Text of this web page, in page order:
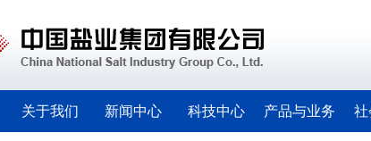
关于我们 新闻中心 科技中心 产品与业务 社